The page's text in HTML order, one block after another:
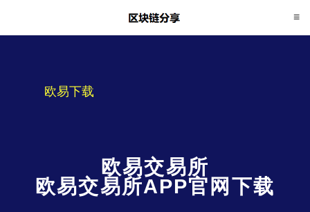
欧易下载
欧易交易所
欧易交易所APP官网下载